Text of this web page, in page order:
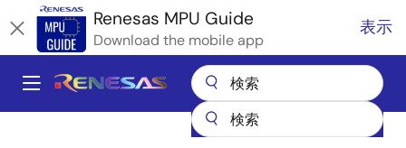
イ
ン
Renesas MPU Guide
Download the mobile app
表示
Main
マイクロコントローラとマイクロプロセッサ